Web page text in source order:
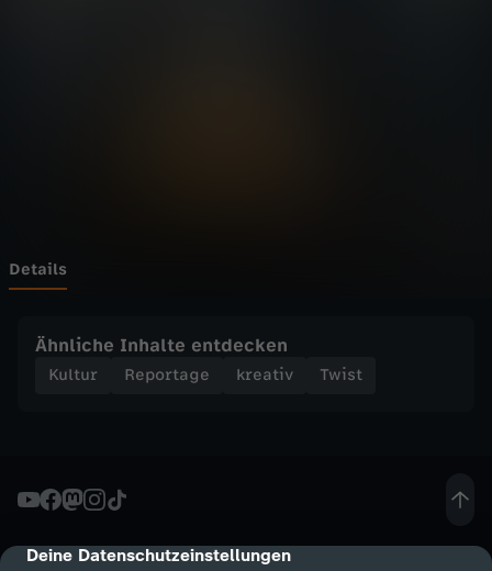
cmp-dialog-description
Deine Datenschutzeinstellungen
H
l
V
i
Details
Ähnliche Inhalte entdecken
Kultur Reportage kreativ Twist